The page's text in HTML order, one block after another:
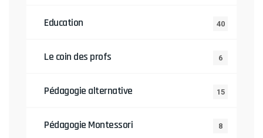
Education 40
Le coin des profs 6
Pédagogie alternative 15
Pédagogie Montessori 8